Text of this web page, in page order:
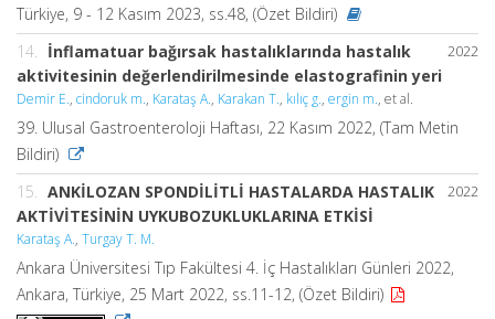
Türkiye, 9 - 12 Kasım 2023, ss.48, (Özet Bildiri)
2022
14. İnflamatuar bağırsak hastalıklarında hastalık
aktivitesinin değerlendirilmesinde elastografinin yeri
Demir E., cindoruk m., Karataş A., Karakan T., kılıç g., ergin m., et al.
39. Ulusal Gastroenteroloji Haftası, 22 Kasım 2022, (Tam Metin
Bildiri)
2022
15. ANKİLOZAN SPONDİLİTLİ HASTALARDA HASTALIK
AKTİVİTESİNİN UYKUBOZUKLUKLARINA ETKİSİ
Karataş A., Turgay T. M.
Ankara Üniversitesi Tıp Fakültesi 4. İç Hastalıkları Günleri 2022,
Ankara, Türkiye, 25 Mart 2022, ss.11-12, (Özet Bildiri)